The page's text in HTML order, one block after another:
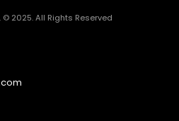
2025. All Rights Reserved